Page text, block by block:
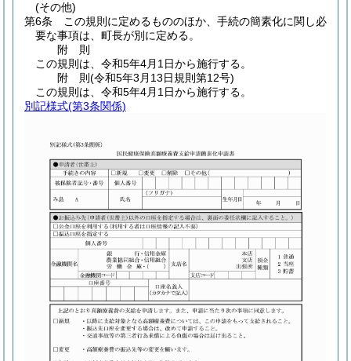
(その他)
第6条
この規則に定めるもののほか、手続の簡素化に関し必
要な事項は、町長が別に定める。
附 則
この規則は、令和5年4月1日から施行する。
附 則(令和5年3月13日規則第12号)
この規則は、令和5年4月1日から施行する。
別記様式(第3条関係)